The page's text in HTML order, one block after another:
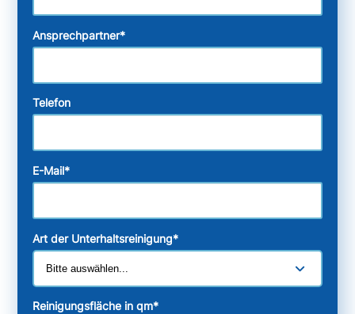
Ansprechpartner*
Telefon
E-Mail*
Art der Unterhaltsreinigung*
Reinigungsfläche in qm*